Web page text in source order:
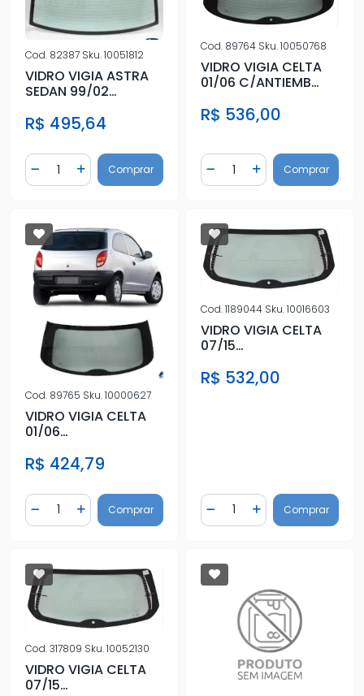
Cod. 82387 Sku.10051812
VIDRO VIGIA ASTRA
SEDAN 99/02
R$ 495,64
Diminuir Quantidade
Quantidade
Adicionar Quantidade
Comprar
Cod. 89764 Sku.10050768
VIDRO VIGIA CELTA
01/06 C/ANTIEMB
LIMPADOR
R$ 536,00
Diminuir Quantidade
Quantidade
AdicionarComprar
Cod. 89765 Sku.10000627
VIDRO VIGIA CELTA
01/06
VERDE S/FURO
LIMPADO
R$ 424,79
Diminuir Quantidade
Quantidade
Adicionar Quantidade
Comprar
Cod.1189044 Sku.10016603
VIDRO VIGIA CELTA
07/15
VERDE C/FURO LIM
R$ 532,00
Diminuir Quantidade
Quantidade
AdicionarComprar
Cod.317809 Sku.10052130
VIDRO VIGIA CELTA
07/15